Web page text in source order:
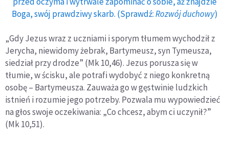
Boga, swój prawdziwy skarb. (Sprawdź:Rozwój duchowy)
„Gdy Jezus wraz z uczniami i sporym tłumem wychodził z
Jerycha, niewidomy żebrak, Bartymeusz, syn Tymeusza,
siedział przy drodze” (Mk 10,46). Jezus porusza się w
tłumie, w ścisku, ale potrafi wydobyć z niego konkretną
osobę – Bartymeusza. Zauważa go w gęstwinie ludzkich
istnień i rozumie jego potrzeby. Pozwala mu wypowiedzieć
na głos swoje oczekiwania: „Co chcesz, abym ci uczynił?”
(Mk 10,51).